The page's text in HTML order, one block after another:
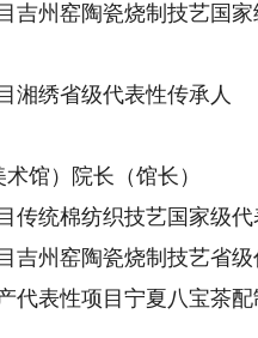
吉州窑陶瓷烧制技艺国家
湘绣省级代表性传承人
馆）院长（馆长）
传统棉纺织技艺国家级代
吉州窑陶瓷烧制技艺省级
代表性项目宁夏八宝茶